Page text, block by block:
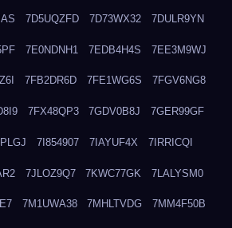
7D5UQZFD 7D73WX32 7DULR9YN
7E0NDNH1 7EDB4H4S 7EE3M9WJ
7FB2DR6D 7FE1WG6S 7FGV6NG8
7FX48QP3 7GDV0B8J 7GER99GF
7I854907 7IAYUF4X 7IRRICQI
7JLOZ9Q7 7KWC77GK 7LALYSM0
7M1UWA38 7MHLTVDG 7MM4F50B